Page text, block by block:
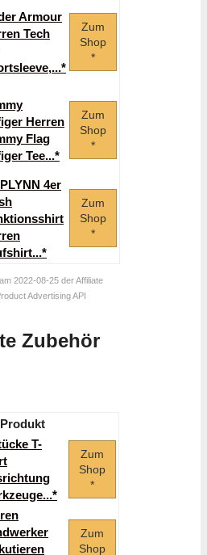
Armour
Tech
Zum
Shop
*
Herren
Flag
Tee...*
Zum
Shop
*
4er
Zum
Shop
*
2022-08-25 der Affiliate
Advertising API
Zubehör
Produkt
T-
Zum
Shop
*
Zum
Shop